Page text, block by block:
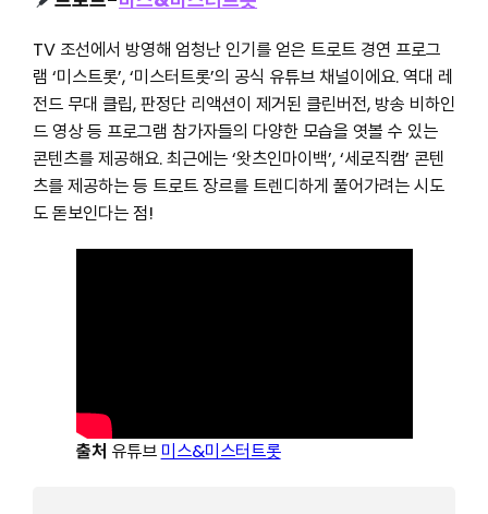
TV 조선에서 방영해 엄청난 인기를 얻은 트로트 경연 프로그
램 ‘미스트롯’, ‘미스터트롯’의 공식 유튜브 채널이에요. 역대 레
전드 무대 클립, 판정단 리액션이 제거된 클린버전, 방송 비하인
드 영상 등 프로그램 참가자들의 다양한 모습을 엿볼 수 있는
콘텐츠를 제공해요. 최근에는 ‘왓츠인마이백’, ‘세로직캠’ 콘텐
츠를 제공하는 등 트로트 장르를 트렌디하게 풀어가려는 시도
도 돋보인다는 점!
출처 유튜브 미스&미스터트롯